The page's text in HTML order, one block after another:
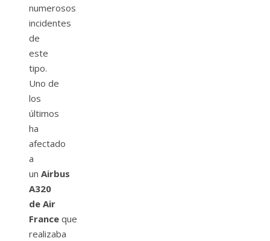
numerosos
incidentes
de
este
tipo.
Uno de
los
últimos
ha
afectado
a
un Airbus
A320
de Air
France que
realizaba